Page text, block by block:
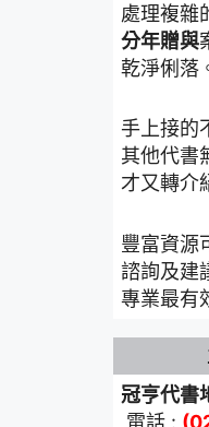
處理複雜
分年贈與
乾淨俐落
手上接的
其他代書
才又轉介
豐富資源
諮詢及建
專業最有
冠亨代書
電話 :